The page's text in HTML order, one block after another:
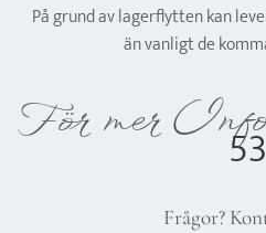
På grund av lagerflytten kan
än vanligt de
För mer 53
Frågor?